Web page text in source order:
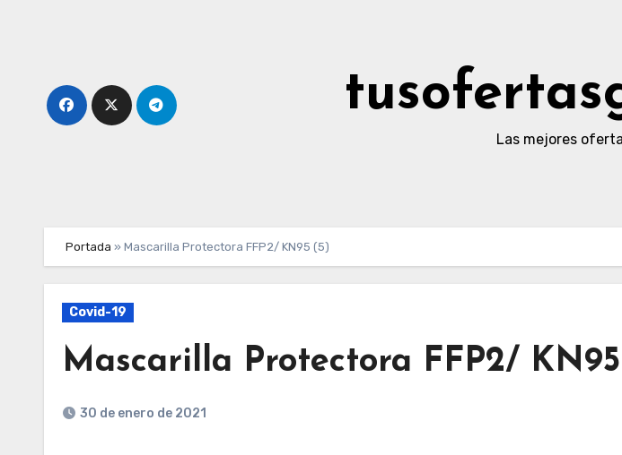
Las mejores
Portada » Mascarilla Protectora FFP2/ KN95 (5)
Covid-19
Mascarilla Protectora FFP2/
30 de enero de 2021